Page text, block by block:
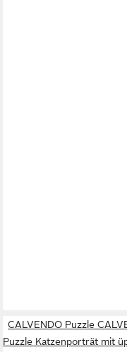
CALVENDO Puzzle
Puzzle Katzenporträt mit